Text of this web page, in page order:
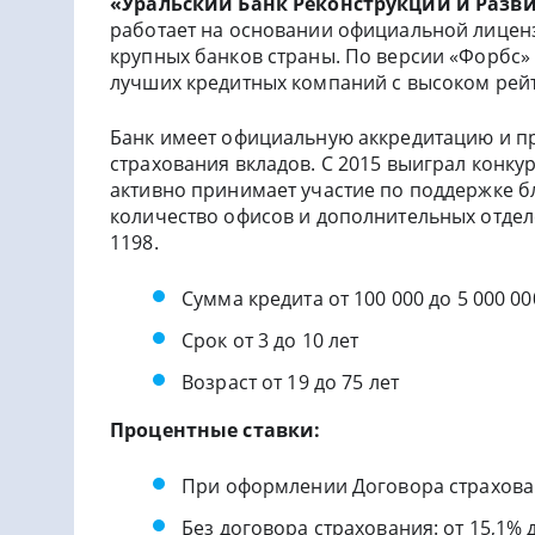
работает на основании официальной
крупных банков страны. По версии
лучших кредитных компаний с высоком
Банк имеет официальную аккредитацию и
страхования вкладов. С 2015 выиграл
активно принимает участие по поддержке
количество офисов и дополнительных
1198.
Сумма кредита от 100 000 до 5 000
Срок от 3 до 10 лет
Возраст от 19 до 75 лет
Процентные ставки:
При оформлении Договора
Без договора страхования: от 15,1%